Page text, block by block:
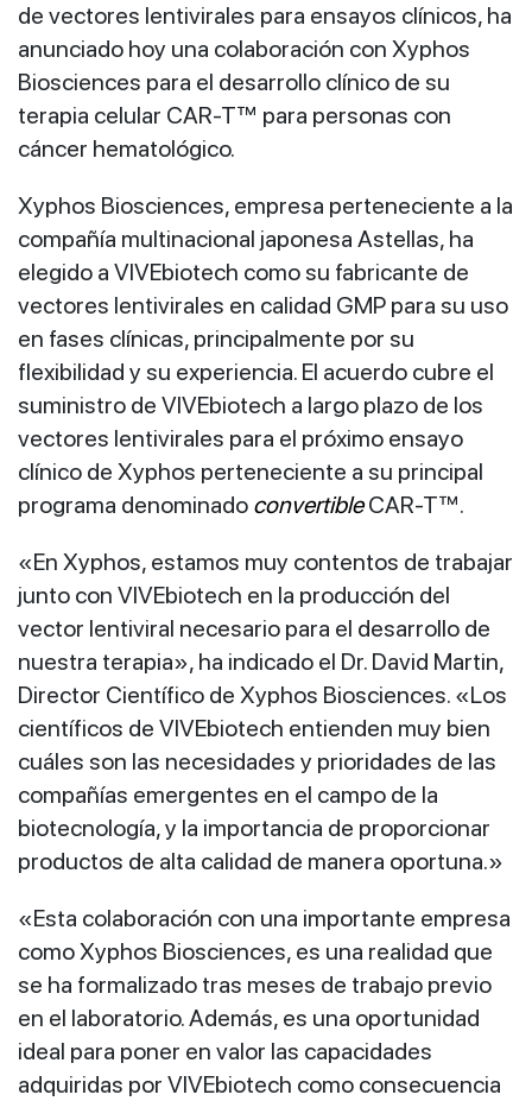
de vectores lentivirales para ensayos clínicos, ha
anunciado hoy una colaboración con Xyphos
Biosciences para el desarrollo clínico de su
terapia celular CAR-T™ para personas con
cáncer hematológico.
Xyphos Biosciences, empresa perteneciente a la
compañía multinacional japonesa Astellas, ha
elegido a VIVEbiotech como su fabricante de
vectores lentivirales en calidad GMP para su uso
en fases clínicas, principalmente por su
flexibilidad y su experiencia. El acuerdo cubre el
suministro de VIVEbiotech a largo plazo de los
vectores lentivirales para el próximo ensayo
clínico de Xyphos perteneciente a su principal
programa denominado convertibleCAR-T™.
«En Xyphos, estamos muy contentos de trabajar
junto con VIVEbiotech en la producción del
vector lentiviral necesario para el desarrollo de
nuestra terapia», ha indicado el Dr. David Martin,
Director Científico de Xyphos Biosciences. «Los
científicos de VIVEbiotech entienden muy bien
cuáles son las necesidades y prioridades de las
compañías emergentes en el campo de la
biotecnología, y la importancia de proporcionar
productos de alta calidad de manera oportuna.»
«Esta colaboración con una importante empresa
como Xyphos Biosciences, es una realidad que
se ha formalizado tras meses de trabajo previo
en el laboratorio. Además, es una oportunidad
ideal para poner en valor las capacidades
adquiridas por VIVEbiotech como consecuencia